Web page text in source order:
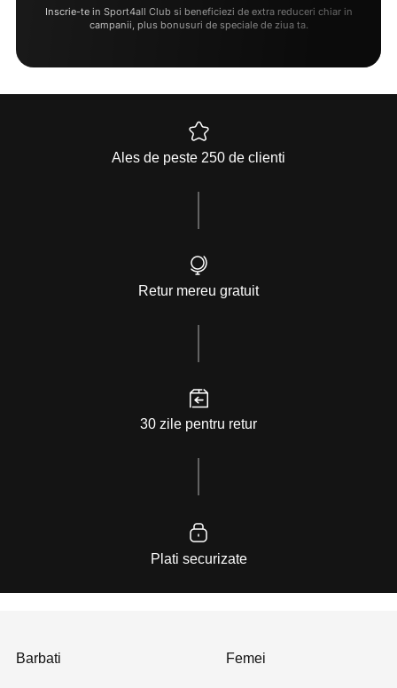
Inscrie-te in Sport4all Club si beneficiezi de extra reduceri chiar in
campanii, plus bonusuri de speciale de ziua ta.
Ales de peste 250 de clienti
Retur mereu gratuit
30 zile pentru retur
Plati securizate
Barbati Femei